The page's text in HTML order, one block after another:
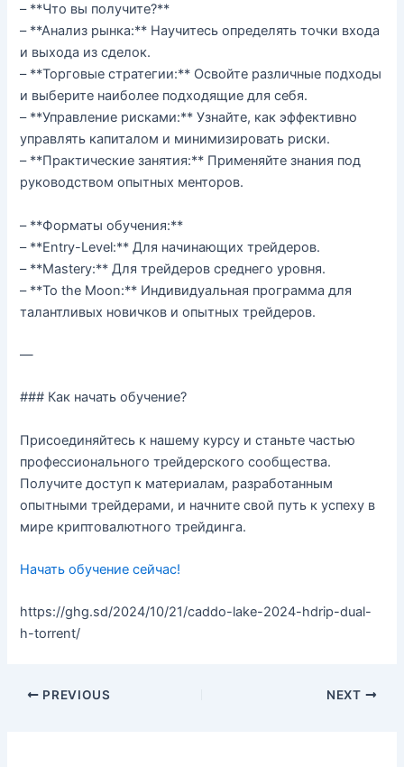
– **Что вы получите?**
– **Анализ рынка:** Научитесь определять точки входа
и выхода из сделок.
– **Торговые стратегии:** Освойте различные подходы
и выберите наиболее подходящие для себя.
– **Управление рисками:** Узнайте, как эффективно
управлять капиталом и минимизировать риски.
– **Практические занятия:** Применяйте знания под
руководством опытных менторов.
– **Форматы обучения:**
– **Entry-Level:** Для начинающих трейдеров.
– **Mastery:** Для трейдеров среднего уровня.
– **To the Moon:** Индивидуальная программа для
талантливых новичков и опытных трейдеров.
—
### Как начать обучение?
Присоединяйтесь к нашему курсу и станьте частью
профессионального трейдерского сообщества.
Получите доступ к материалам, разработанным
опытными трейдерами, и начните свой путь к успеху в
мире криптовалютного трейдинга.
Начать обучение сейчас!
https://ghg.sd/2024/10/21/caddo-lake-2024-hdrip-dual-
h-torrent/
PREVIOUS NEXT